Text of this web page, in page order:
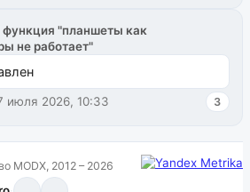
"планшеты как
не работает"
июля 2026, 10:33 3
MODX, 2012 – 2026